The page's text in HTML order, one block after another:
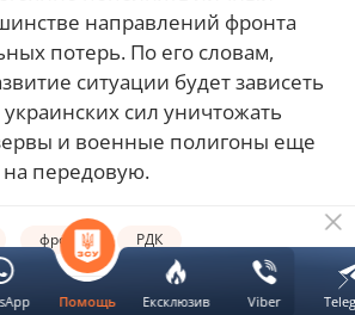
направлений фронта
потерь. По его словам,
ситуации будет зависеть
украинских сил уничтожать
и военные полигоны еще
передовую.
фронт РДК
Помощь Ексклюзив Viber